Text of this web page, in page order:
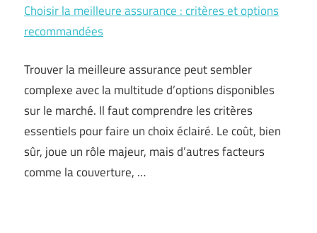
Choisir la meilleure assurance : critères et options
recommandées
Trouver la meilleure assurance peut sembler
complexe avec la multitude d’options disponibles
sur le marché. Il faut comprendre les critères
essentiels pour faire un choix éclairé. Le coût, bien
sûr, joue un rôle majeur, mais d’autres facteurs
comme la couverture, …